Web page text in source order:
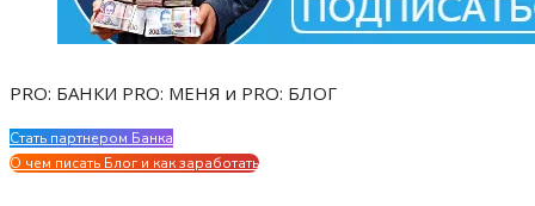
PRO: БАНКИ PRO: МЕНЯ и PRO: БЛОГ
Стать партнером Банка
О чем писать Блог и как заработать